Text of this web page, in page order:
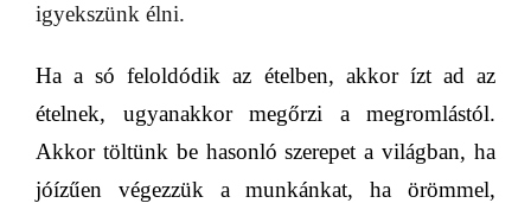
igyekszünk élni.
Ha a só feloldódik az ételben, akkor ízt ad az
ételnek, ugyanakkor megőrzi a megromlástól.
Akkor töltünk be hasonló szerepet a világban, ha
jóízűen végezzük a munkánkat, ha örömmel,